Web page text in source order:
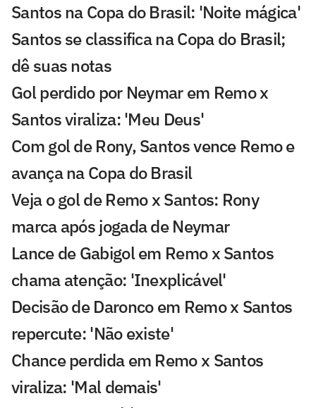
Santos na Copa do Brasil: 'Noite mágica'
Santos se classifica na Copa do Brasil;
dê suas notas
Gol perdido por Neymar em Remo x
Santos viraliza: 'Meu Deus'
Com gol de Rony, Santos vence Remo e
avança na Copa do Brasil
Veja o gol de Remo x Santos: Rony
marca após jogada de Neymar
Lance de Gabigol em Remo x Santos
chama atenção: 'Inexplicável'
Decisão de Daronco em Remo x Santos
repercute: 'Não existe'
Chance perdida em Remo x Santos
viraliza: 'Mal demais'